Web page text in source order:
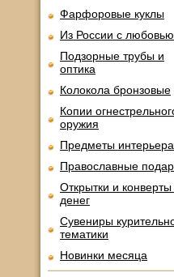
Фарфоровые куклы
Из России с любовью
Подзорные трубы и
оптика
Колокола бронзовые
Копии
оружия
Предметы интерьера
Православные
Открытки и
денег
Сувениры
тематики
Новинки месяца